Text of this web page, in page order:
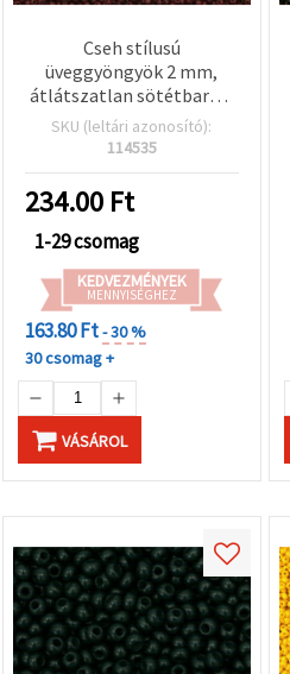
Cseh stílusú
üveggyöngyök 2 mm,
átlátszatlan sötétbarna,
15 g (~2050 db)
SKU (leltári azonosító):
114535
234.00 Ft
1-29 csomag
KEDVEZMÉNYEK
MENNYISÉGHEZ
163.80 Ft- 30 %
30 csomag +
VÁSÁROL